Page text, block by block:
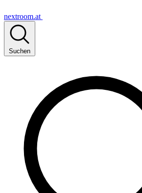
nextroom.at
Suchen